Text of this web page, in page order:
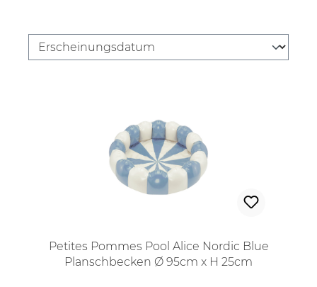
Petites Pommes Pool Alice Nordic Blue
Planschbecken Ø 95cm x H 25cm